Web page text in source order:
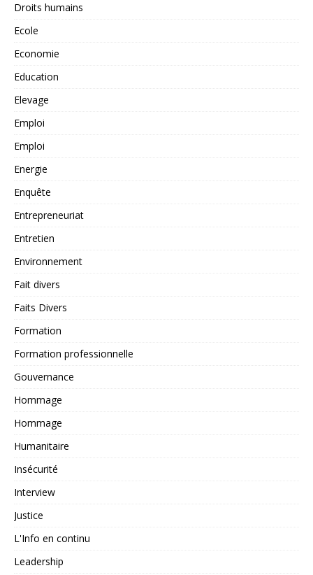
Droits humains
Ecole
Economie
Education
Elevage
Emploi
Emploi
Energie
Enquête
Entrepreneuriat
Entretien
Environnement
Fait divers
Faits Divers
Formation
Formation professionnelle
Gouvernance
Hommage
Hommage
Humanitaire
Insécurité
Interview
Justice
L'Info en continu
Leadership